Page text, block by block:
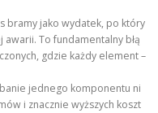
bramy jako wydatek, po który
To fundamentalny błą
gdzie każdy element –
jednego komponentu ni
i znacznie wyższych koszt